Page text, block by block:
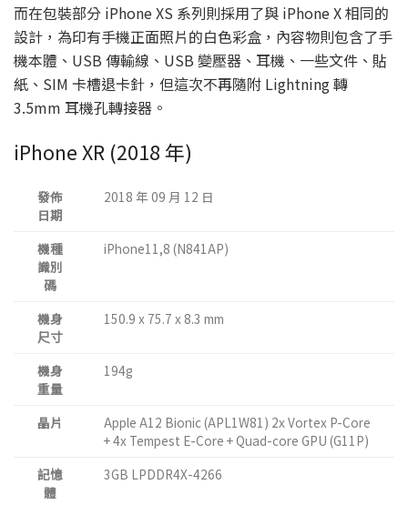
而在包裝部分 iPhone XS 系列則採用了與 iPhone X 相同的
設計，為印有手機正面照片的白色彩盒，內容物則包含了手
機本體、USB 傳輸線、USB 變壓器、耳機、一些文件、貼
紙、SIM 卡槽退卡針，但這次不再隨附 Lightning 轉
3.5mm 耳機孔轉接器。
iPhone XR (2018 年)
發佈
日期
2018 年 09 月 12 日
機種
識別
碼
iPhone11,8 (N841AP)
機身
尺寸
150.9 x 75.7 x 8.3 mm
機身
重量
194g
晶片
Apple A12 Bionic (APL1W81) 2x Vortex P-Core
+ 4x Tempest E-Core + Quad-core GPU (G11P)
記憶
體
3GB LPDDR4X-4266